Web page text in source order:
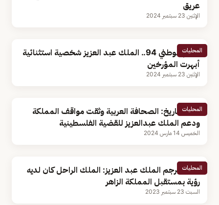
عريق
الإثنين 23 سبتمبر 2024
المحليات
اليوم الوطني 94.. الملك عبد العزيز شخصية استثنائية
أبهرت المؤرخين
الإثنين 23 سبتمبر 2024
المحليات
أستاذ تاريخ: الصحافة العربية وثقت مواقف المملكة
ودعم الملك عبدالعزيز للقضية الفلسطينية
الخميس 14 مارس 2024
المحليات
نجل مترجم الملك عبد العزيز: الملك الراحل كان لديه
رؤية بمستقبل المملكة الزاهر
السبت 23 سبتمبر 2023